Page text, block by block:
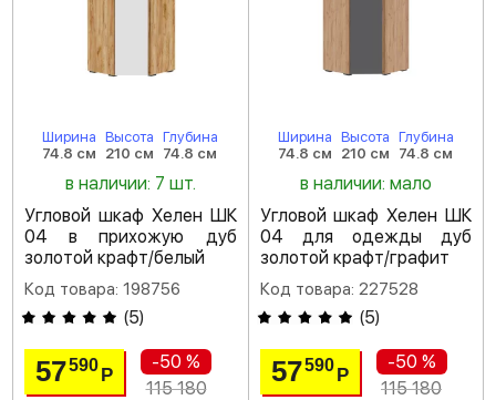
Ширина
74.8 см
Высота
210 см
Глубина
74.8 см
в наличии: 7 шт.
Угловой шкаф Хелен ШК
04 в прихожую дуб
золотой крафт/белый
Код товара: 198756
(5)
57590Р
-50 %
115 180
Ширина
74.8 см
Высота
210 см
Глубина
74.8 см
в наличии: мало
Угловой шкаф Хелен ШК
04 для одежды дуб
золотой крафт/графит
Код товара: 227528
(5)
57590 Р
-50 %
115 180